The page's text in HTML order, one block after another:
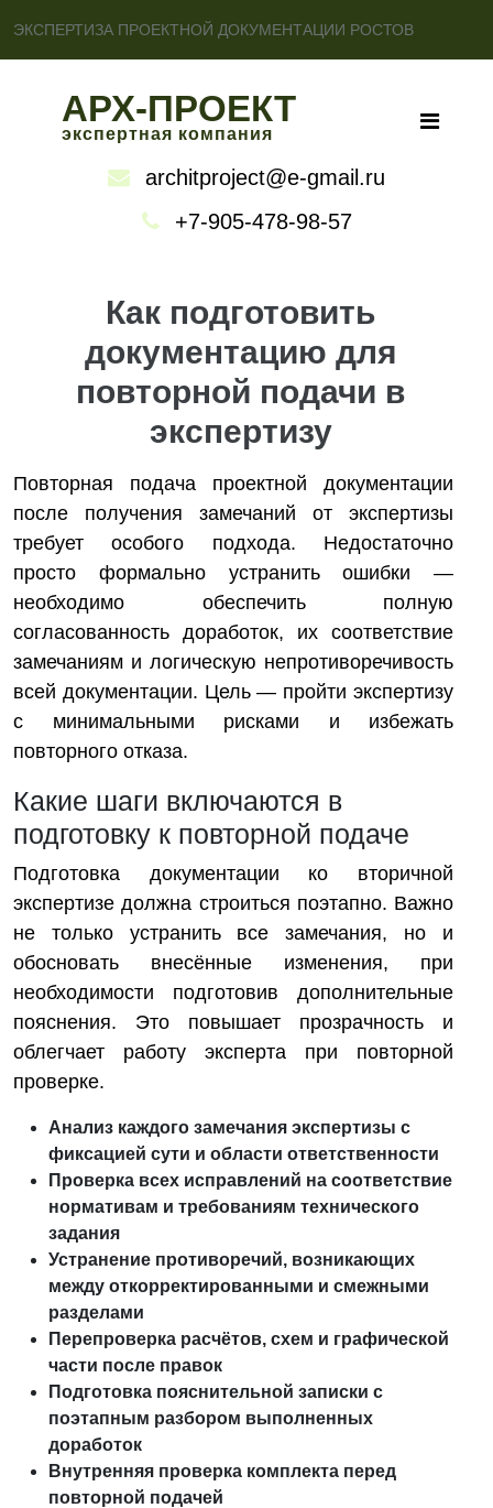
ЭКСПЕРТИЗА ПРОЕКТНОЙ ДОКУМЕНТАЦИИ РОСТОВ
АРХ-ПРОЕКТ
экспертная компания
architproject@e-gmail.ru
+7-905-478-98-57
Как подготовить
документацию для
повторной подачи в
экспертизу
Повторная подача проектной документации
после получения замечаний от экспертизы
требует особого подхода. Недостаточно
просто формально устранить ошибки —
необходимо обеспечить полную
согласованность доработок, их соответствие
замечаниям и логическую непротиворечивость
всей документации. Цель — пройти экспертизу
с минимальными рисками и избежать
повторного отказа.
Какие шаги включаются в
подготовку к повторной подаче
Подготовка документации ко вторичной
экспертизе должна строиться поэтапно. Важно
не только устранить все замечания, но и
обосновать внесённые изменения, при
необходимости подготовив дополнительные
пояснения. Это повышает прозрачность и
облегчает работу эксперта при повторной
проверке.
Анализ каждого замечания экспертизы с
фиксацией сути и области ответственности
Проверка всех исправлений на соответствие
нормативам и требованиям технического
задания
Устранение противоречий, возникающих
между откорректированными и смежными
разделами
Перепроверка расчётов, схем и графической
части после правок
Подготовка пояснительной записки с
поэтапным разбором выполненных
доработок
Внутренняя проверка комплекта перед
повторной подачей